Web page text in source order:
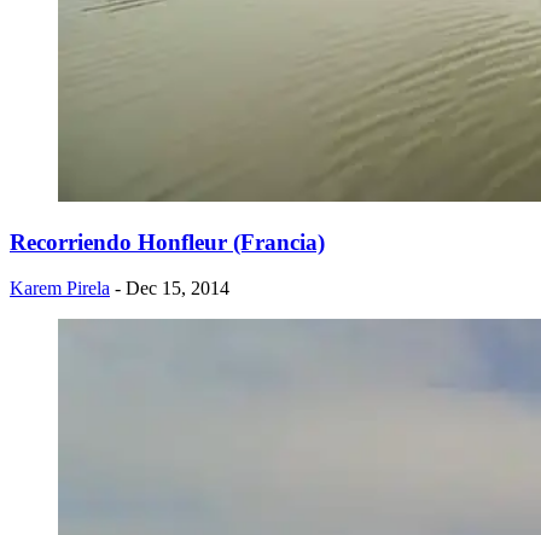
​Recorriendo Honfleur (Francia)
Karem Pirela - Dec 15, 2014